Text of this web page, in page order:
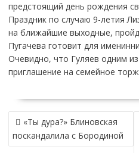
предстоящий день рождения
Праздник по случаю 9-летия
на ближайшие выходные,
Пугачева готовит для
Очевидно, что Гуляев одним
приглашение на семейное
НАВИГАЦИЯ
ПО
ЗАПИСЯМ
«Ты дура?» Блиновская
поскандалила с Бородиной